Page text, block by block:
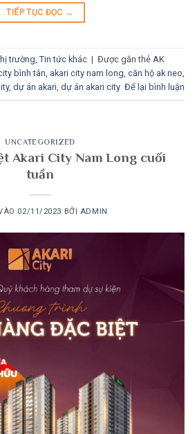
TIẾP TỤC ĐỌC →
trường Tin tức khác | Được gắn thẻ AK
bình tân akari city nam long căn hộ ak neo
, dự án akari dự án akari city Để lại bình luận
UNCATEGORIZED
Akari City Nam Long cuối
tuần
02/11/2023 BỞI ADMIN